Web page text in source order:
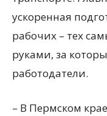
ускоренная
рабочих – тех
руками, за
работодатели.
– В Пермском